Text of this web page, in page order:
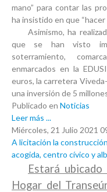
mano” para contar las
ha insistido en que
Asimismo, ha
que se han visto
soterramiento,
enmarcados en la
euros, la carretera
una inversión de 5
Publicado en Noticias
Leer más ...
Miércoles, 21 Julio 2021
A licitación la
acogida, centro cívico y
Estará
Hogar del